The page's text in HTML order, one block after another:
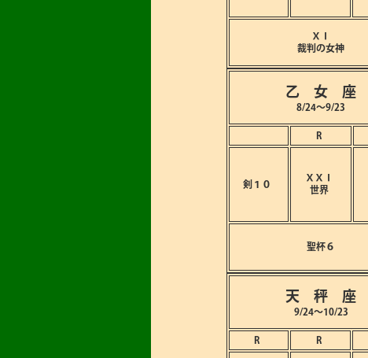
ⅩⅠ
裁判の女神
乙 女 座
8/24～9/23
R
剣１０
ⅩⅩⅠ
世界
聖杯６
天 秤 座
9/24～10/23
R R